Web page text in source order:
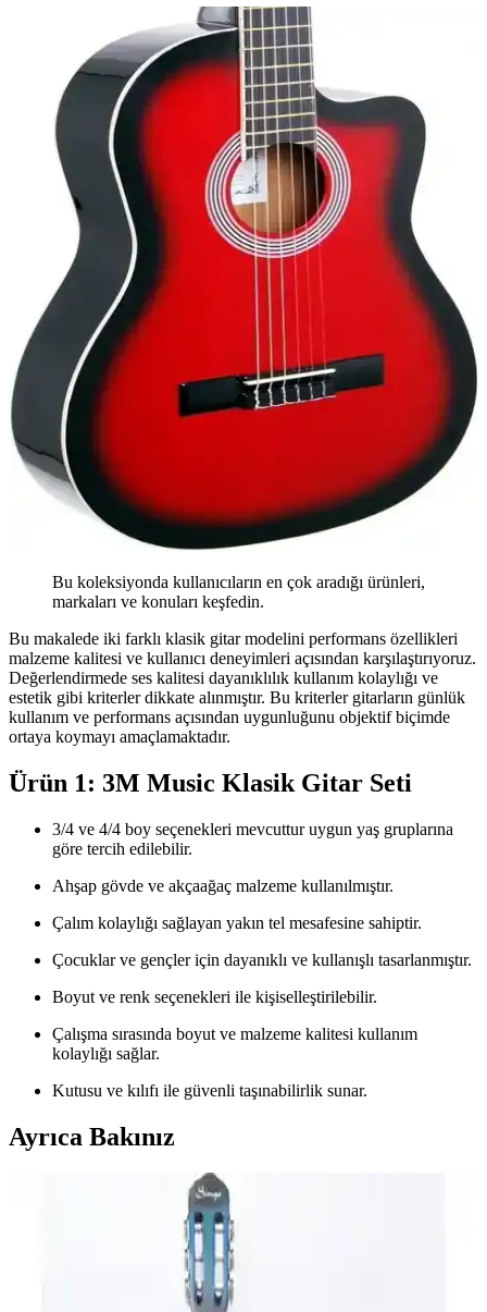
Bu koleksiyonda kullanıcıların en çok aradığı ürünleri,
markaları ve konuları keşfedin.
Bu makalede iki farklı klasik gitar modelini performans özellikleri
malzeme kalitesi ve kullanıcı deneyimleri açısından karşılaştırıyoruz.
Değerlendirmede ses kalitesi dayanıklılık kullanım kolaylığı ve
estetik gibi kriterler dikkate alınmıştır. Bu kriterler gitarların günlük
kullanım ve performans açısından uygunluğunu objektif biçimde
ortaya koymayı amaçlamaktadır.
Ürün 1: 3M Music Klasik Gitar Seti
3/4 ve 4/4 boy seçenekleri mevcuttur uygun yaş gruplarına
göre tercih edilebilir.
Ahşap gövde ve akçaağaç malzeme kullanılmıştır.
Çalım kolaylığı sağlayan yakın tel mesafesine sahiptir.
Çocuklar ve gençler için dayanıklı ve kullanışlı tasarlanmıştır.
Boyut ve renk seçenekleri ile kişiselleştirilebilir.
Çalışma sırasında boyut ve malzeme kalitesi kullanım
kolaylığı sağlar.
Kutusu ve kılıfı ile güvenli taşınabilirlik sunar.
Ayrıca Bakınız
Midex CG-270GR ve CG-395PRP Klasik Gitar
Modellerinin Karşılaştırması ve Özellikleri
Bu makalede Midex CG-270GR ve CG-395PRP modellerinin
tasarım, malzeme, ses kalitesi ve kullanıcı yorumları açısından